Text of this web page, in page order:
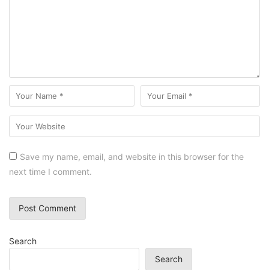
Save my name, email, and website in this browser for the
next time I comment.
Search
Search